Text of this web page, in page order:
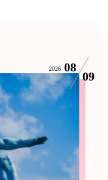
2026 08
09